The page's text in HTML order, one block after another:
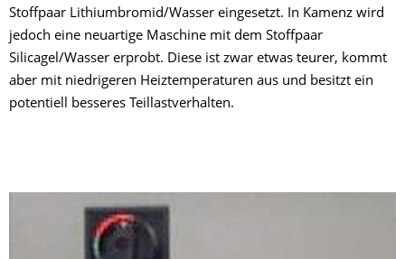
Stoffpaar Lithiumbromid/Wasser eingesetzt. In Kamenz wird
jedoch eine neuartige Maschine mit dem Stoffpaar
Silicagel/Wasser erprobt. Diese ist zwar etwas teurer, kommt
aber mit niedrigeren Heiztemperaturen aus und besitzt ein
potentiell besseres Teillastverhalten.